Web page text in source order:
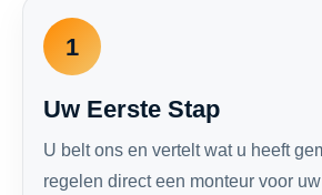
1
Uw Eerste Stap
U belt ons en vertelt wat u heeft
regelen direct een monteur voor